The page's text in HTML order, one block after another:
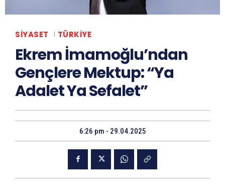
SIYASET TÜRKIYE
Ekrem İmamoğlu’ndan
Gençlere Mektup: “Ya
Adalet Ya Sefalet”
6:26 pm - 29.04.2025